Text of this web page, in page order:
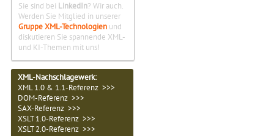
Sie sind bei LinkedIn? Wir auch.
Werden Sie Mitglied in unserer
Gruppe XML-Technologien und
diskutieren Sie spannende XML-
und KI-Themen mit uns!
XML-Nachschlagewerk:
XML 1.0 & 1.1-Referenz >>>
DOM-Referenz >>>
SAX-Referenz >>>
XSLT 1.0-Referenz >>>
XSLT 2.0-Referenz >>>